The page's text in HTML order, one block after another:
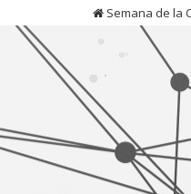
Semana de la